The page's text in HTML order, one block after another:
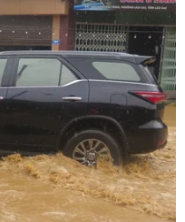
TTXVN phát)
Điều tra, Công an
khởi tố 14 bị can
trong dự án xây